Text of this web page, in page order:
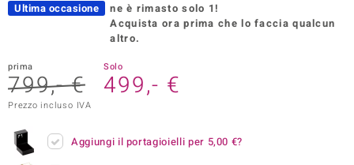
Ultima occasione
ne è rimasto solo 1!
Acquista ora prima che lo faccia qualcun
altro.
prima
799,- €
Solo
499,- €
Prezzo incluso IVA
Aggiungi il portagioielli per 5,00 €?